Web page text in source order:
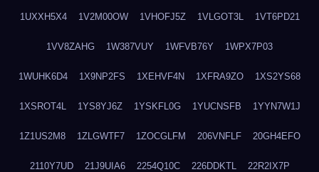
1UXXH5X4 1V2M00OW 1VHOFJ5Z 1VLGOT3L 1VT6PD21
1VV8ZAHG 1W387VUY 1WFVB76Y 1WPX7P03
1WUHK6D4 1X9NP2FS 1XEHVF4N 1XFRA9ZO 1XS2YS68
1XSROT4L 1YS8YJ6Z 1YSKFL0G 1YUCNSFB 1YYN7W1J
1Z1US2M8 1ZLGWTF7 1ZOCGLFM 206VNFLF 20GH4EFO
2110Y7UD 21J9UIA6 2254Q10C 226DDKTL 22R2IX7P